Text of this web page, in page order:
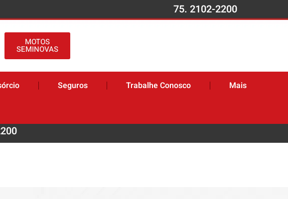
75. 2102-2200
MOTOS
SEMINOVAS
Seguros Trabalhe Conosco Mais